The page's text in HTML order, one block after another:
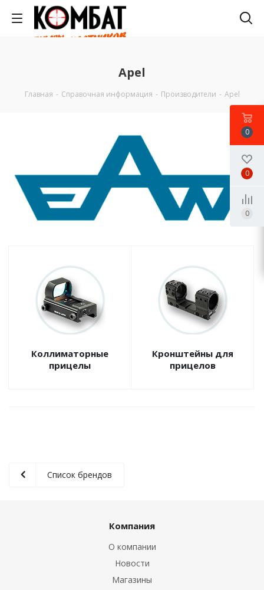
Apel
Главная - Справочная информация - Производители - Apel
Коллиматорные
прицелы
Кронштейны для
прицелов
Список брендов
Компания
О компании
Новости
Магазины
0
0
0